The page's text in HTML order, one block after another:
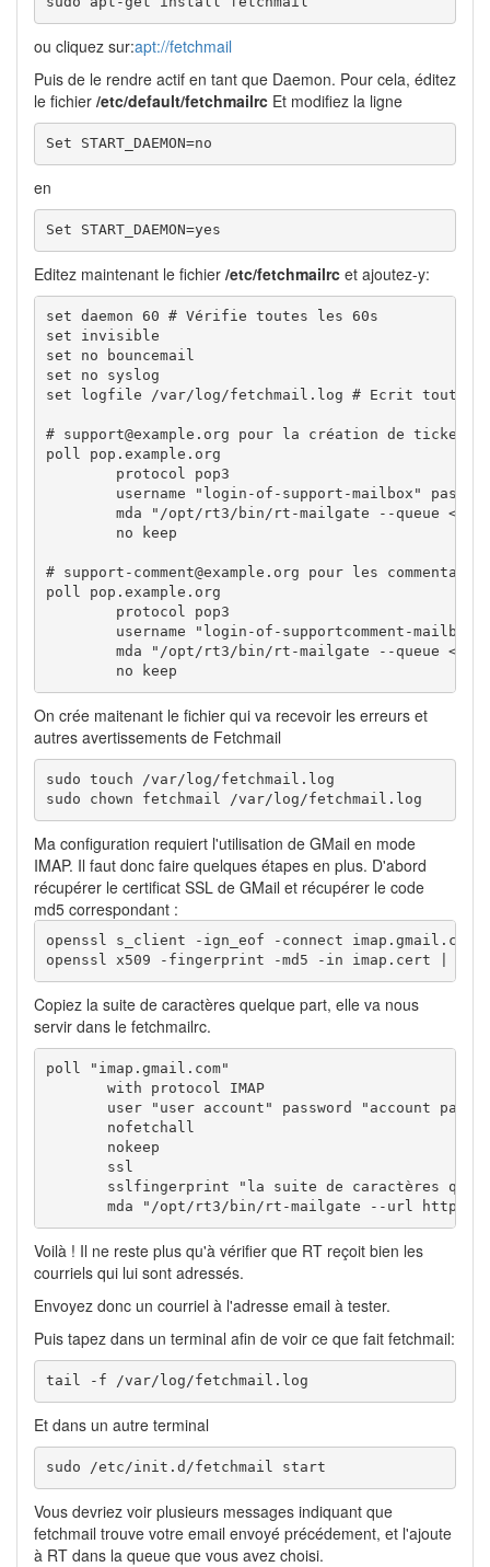
ou cliquez sur:apt://fetchmail
Puis de le rendre actif en tant que Daemon. Pour cela, éditez
le fichier /etc/default/fetchmailrc Et modifiez la ligne
Set START_DAEMON=no
en
Set START_DAEMON=yes
Editez maintenant le fichier /etc/fetchmailrc et ajoutez-y:
set daemon 60 # Vérifie toutes les 60s
set invisible
set no bouncemail
set no syslog
set logfile /var/log/fetchmail.log # Ecrit toutes
# support@example.org pour la création de tickets
poll pop.example.org
        protocol pop3
username "login-of-support-mailbox"
mda "/opt/rt3/bin/rt-mailgate --queue
        no keep
# support-comment@example.org pour les
poll pop.example.org
        protocol pop3
username "login-of-supportcomment-
mda "/opt/rt3/bin/rt-mailgate --queue
        no keep
On crée maitenant le fichier qui va recevoir les erreurs et
autres avertissements de Fetchmail
sudo touch /var/log/fetchmail.log
sudo chown fetchmail /var/log/fetchmail.log
Ma configuration requiert l'utilisation de GMail en mode
IMAP. Il faut donc faire quelques étapes en plus. D'abord
récupérer le certificat SSL de GMail et récupérer le code
md5 correspondant :
openssl s_client -ign_eof -connect
openssl x509 -fingerprint -md5 -in imap.cert | grep
Copiez la suite de caractères quelque part, elle va nous
servir dans le fetchmailrc.
poll "imap.gmail.com"
       with protocol IMAP
user "user account" password "account
       nofetchall
       nokeep
       ssl
sslfingerprint "la suite de caractères que
mda "/opt/rt3/bin/rt-mailgate --url
Voilà ! Il ne reste plus qu'à vérifier que RT reçoit bien les
courriels qui lui sont adressés.
Envoyez donc un courriel à l'adresse email à tester.
Puis tapez dans un terminal afin de voir ce que fait fetchmail:
tail -f /var/log/fetchmail.log
Et dans un autre terminal
sudo /etc/init.d/fetchmail start
Vous devriez voir plusieurs messages indiquant que
fetchmail trouve votre email envoyé précédement, et l'ajoute
à RT dans la queue que vous avez choisi.